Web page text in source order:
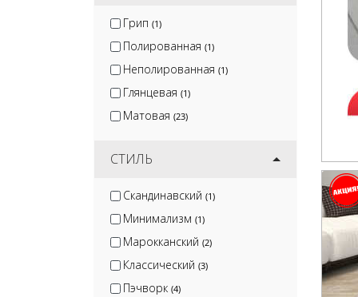
Грип (1)
Полированная (1)
Неполированная (1)
Глянцевая (1)
Матовая (23)
СТИЛЬ
Скандинавский (1)
Минимализм (1)
Марокканский (2)
Классический (3)
Пэчворк (4)